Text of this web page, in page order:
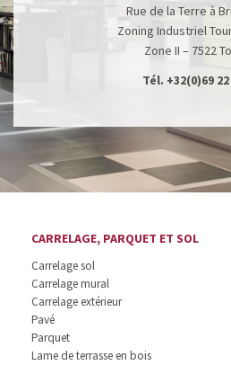
Rue de la Terre à
Zoning Industriel
Zone II – 7522
Tél. +32(0)69 22
CARRELAGE, PARQUET ET SOL
Carrelage sol
Carrelage mural
Carrelage extérieur
Pavé
Parquet
Lame de terrasse en bois